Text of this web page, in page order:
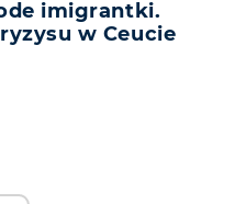
imigrantki.
w Ceucie